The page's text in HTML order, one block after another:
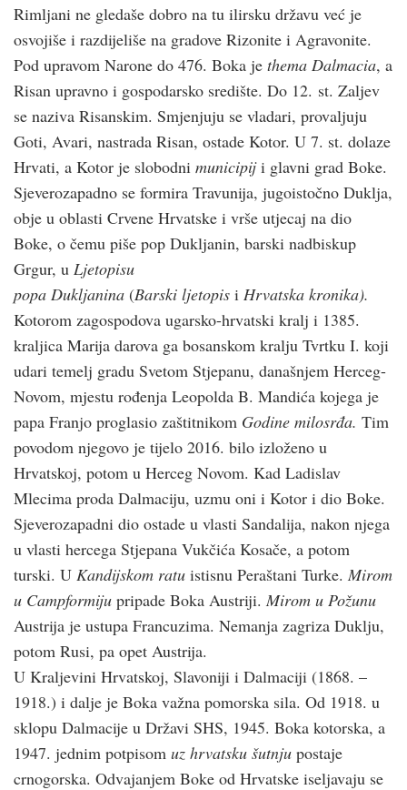
Rimljani ne gledaše dobro na tu ilirsku državu već je
osvojiše i razdijeliše na gradove Rizonite i Agravonite.
Pod upravom Narone do 476. Boka je thema Dalmacia, a
Risan upravno i gospodarsko središte. Do 12. st. Zaljev
se naziva Risanskim. Smjenjuju se vladari, provaljuju
Goti, Avari, nastrada Risan, ostade Kotor. U 7. st. dolaze
Hrvati, a Kotor je slobodni municipiji glavni grad Boke.
Sjeverozapadno se formira Travunija, jugoistočno Duklja,
obje u oblasti Crvene Hrvatske i vrše utjecaj na dio
Boke, o čemu piše pop Dukljanin, barski nadbiskup
Grgur, u Ljetopisu
popa Dukljanina (Barski ljetopis i Hrvatska kronika).
Kotorom zagospodova ugarsko-hrvatski kralj i 1385.
kraljica Marija darova ga bosanskom kralju Tvrtku I. koji
udari temelj gradu Svetom Stjepanu, današnjem Herceg-
Novom, mjestu rođenja Leopolda B. Mandića kojega je
papa Franjo proglasio zaštitnikom Godine milosrđa. Tim
povodom njegovo je tijelo 2016. bilo izloženo u
Hrvatskoj, potom u Herceg Novom. Kad Ladislav
Mlecima proda Dalmaciju, uzmu oni i Kotor i dio Boke.
Sjeverozapadni dio ostade u vlasti Sandalija, nakon njega
u vlasti hercega Stjepana Vukčića Kosače, a potom
turski. U Kandijskom ratu istisnu Peraštani Turke. Mirom
u Campformiju pripade Boka Austriji. Mirom u Požunu
Austrija je ustupa Francuzima. Nemanja zagriza Duklju,
potom Rusi, pa opet Austrija.
U Kraljevini Hrvatskoj, Slavoniji i Dalmaciji (1868. –
1918.) i dalje je Boka važna pomorska sila. Od 1918. u
sklopu Dalmacije u Državi SHS, 1945. Boka kotorska, a
1947. jednim potpisom uz hrvatsku šutnju postaje
crnogorska. Odvajanjem Boke od Hrvatske iseljavaju se